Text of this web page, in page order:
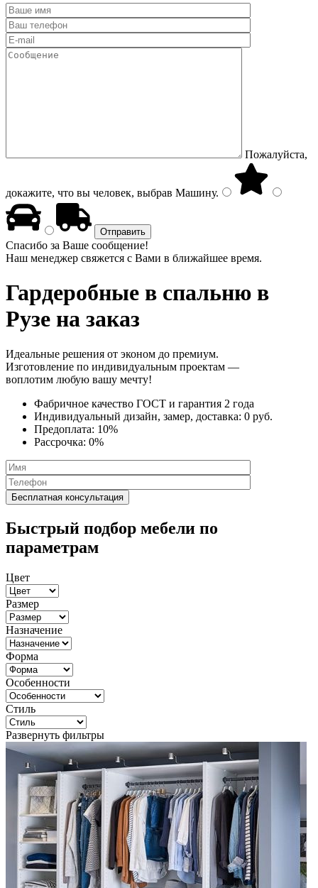
Пожалуйста,
докажите, что вы человек, выбрав Машину.
Спасибо за Ваше сообщение!
Наш менеджер свяжется с Вами в ближайшее время.
Гардеробные в спальню в
Рузе на заказ
Идеальные решения от эконом до премиум.
Изготовление по индивидуальным проектам —
воплотим любую вашу мечту!
Фабричное качество ГОСТ и гарантия 2 года
Индивидуальный дизайн, замер, доставка: 0 руб.
Предоплата: 10%
Рассрочка: 0%
Быстрый подбор мебели по
параметрам
Цвет
Размер
Назначение
Форма
Особенности
Стиль
Развернуть фильтры